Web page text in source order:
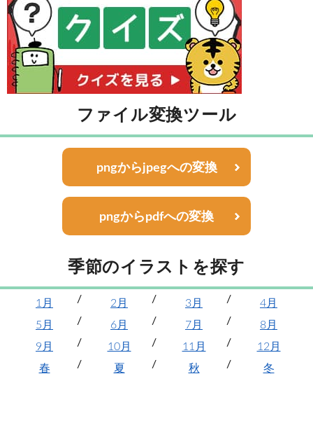
ファイル変換ツール
pngからjpegへの変換
pngからpdfへの変換
季節のイラストを探す
1月 2月 3月
4月
5月
6月 7月
8月
9月
10月 11月
12月
春
夏 秋 冬